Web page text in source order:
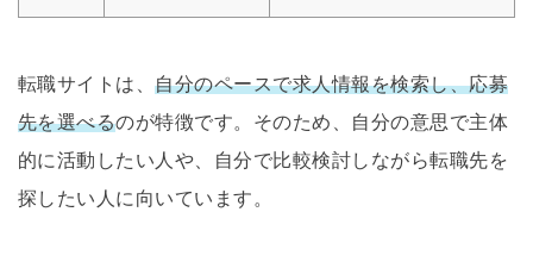
転職サイトは、自分のペースで求人情報を検索し、応募
先を選べるのが特徴です。そのため、自分の意思で主体
的に活動したい人や、自分で比較検討しながら転職先を
探したい人に向いています。